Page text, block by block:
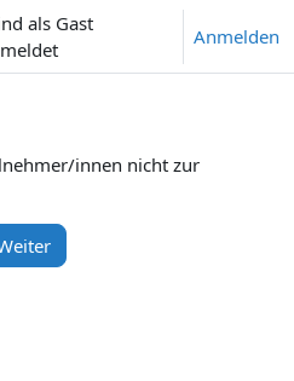
als Gast
Anmelden
innen nicht zur